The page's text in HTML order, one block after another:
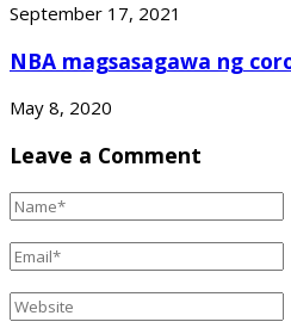
September 17, 2021
NBA magsasagawa ng
May 8, 2020
Leave a Comment